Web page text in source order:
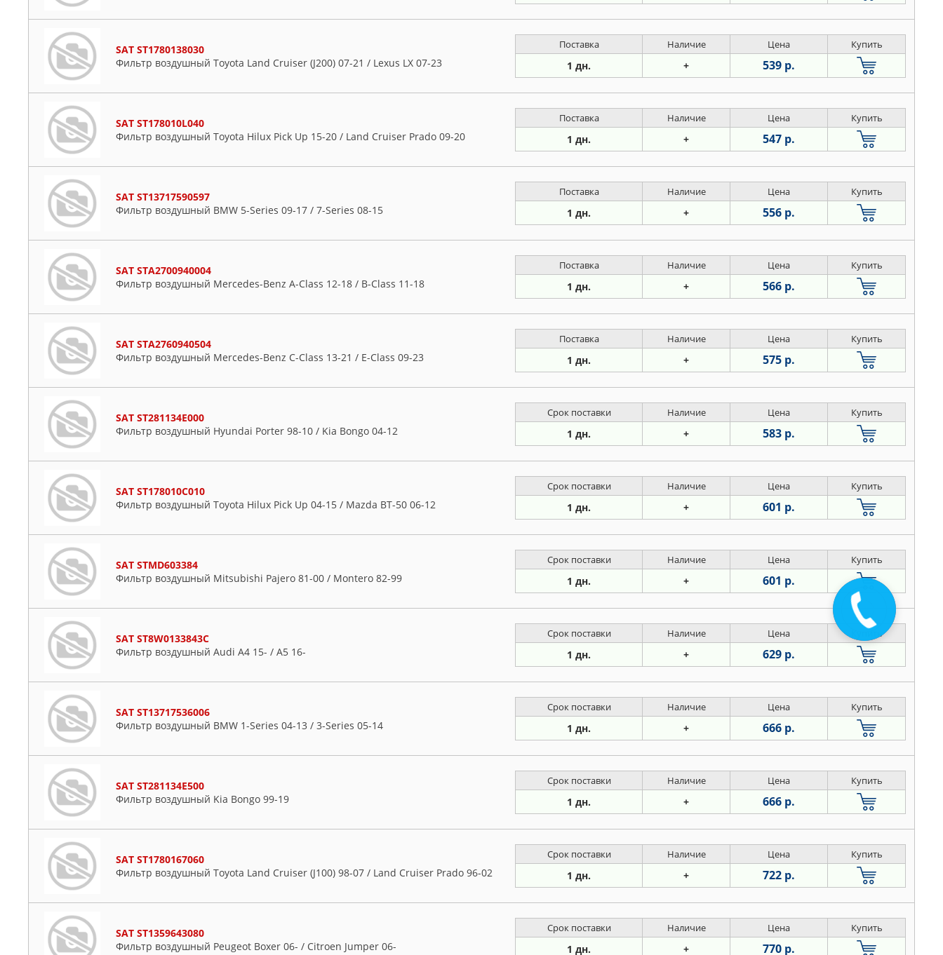
SAT ST1780138030
Фильтр воздушный Toyota Land Cruiser (J200) 07-21 / Lexus LX 07-23
Поставка Наличие Цена Купить
1 дн. + 539 р.
SAT ST178010L040
Фильтр воздушный Toyota Hilux Pick Up 15-20 / Land Cruiser Prado 09-20
Поставка Наличие Цена Купить
1 дн. + 547 р.
SAT ST13717590597
Фильтр воздушный BMW 5-Series 09-17 / 7-Series 08-15
Поставка Наличие Цена Купить
1 дн. + 556 р.
SAT STA2700940004
Фильтр воздушный Mercedes-Benz A-Class 12-18 / B-Class 11-18
Поставка Наличие Цена Купить
1 дн. + 566 р.
SAT STA2760940504
Фильтр воздушный Mercedes-Benz C-Class 13-21 / E-Class 09-23
Поставка Наличие Цена Купить
1 дн. + 575 р.
SAT ST281134E000
Фильтр воздушный Hyundai Porter 98-10 / Kia Bongo 04-12
Срок поставки Наличие Цена Купить
1 дн. + 583 р.
SAT ST178010C010
Фильтр воздушный Toyota Hilux Pick Up 04-15 / Mazda BT-50 06-12
Срок поставки Наличие Цена Купить
1 дн. + 601 р.
SAT STMD603384
Фильтр воздушный Mitsubishi Pajero 81-00 / Montero 82-99
Срок поставки Наличие Цена Купить
1 дн. + 601 р.
SAT ST8W0133843C
Фильтр воздушный Audi A4 15- / A5 16-
Срок поставки Наличие Цена Купить
1 дн. + 629 р.
SAT ST13717536006
Фильтр воздушный BMW 1-Series 04-13 / 3-Series 05-14
Срок поставки Наличие Цена Купить
1 дн. + 666 р.
SAT ST281134E500
Фильтр воздушный Kia Bongo 99-19
Срок поставки Наличие Цена Купить
1 дн. + 666 р.
SAT ST1780167060
Фильтр воздушный Toyota Land Cruiser (J100) 98-07 / Land Cruiser Prado 96-02
Срок поставки Наличие Цена Купить
1 дн. + 722 р.
SAT ST1359643080
Фильтр воздушный Peugeot Boxer 06- / Citroen Jumper 06-
Срок поставки Наличие Цена Купить
1 дн. + 770 р.